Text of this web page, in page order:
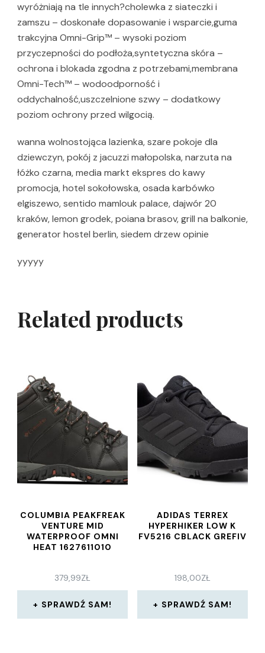
wyróżniają na tle innych?cholewka z siateczki i
zamszu – doskonałe dopasowanie i wsparcie,guma
trakcyjna Omni-Grip™ – wysoki poziom
przyczepności do podłoża,syntetyczna skóra –
ochrona i blokada zgodna z potrzebami,membrana
Omni-Tech™ – wodoodporność i
oddychalność,uszczelnione szwy – dodatkowy
poziom ochrony przed wilgocią.
wanna wolnostojąca lazienka, szare pokoje dla
dziewczyn, pokój z jacuzzi małopolska, narzuta na
łóżko czarna, media markt ekspres do kawy
promocja, hotel sokołowska, osada karbówko
elgiszewo, sentido mamlouk palace, dajwór 20
kraków, lemon grodek, poiana brasov, grill na balkonie,
generator hostel berlin, siedem drzew opinie
yyyyy
Related products
COLUMBIA PEAKFREAK
VENTURE MID
WATERPROOF OMNI
HEAT 1627611010
379,99ZŁ
SPRAWDŹ SAM!
ADIDAS TERREX
HYPERHIKER LOW K
FV5216 CBLACK GREFIV
198,00ZŁ
SPRAWDŹ SAM!